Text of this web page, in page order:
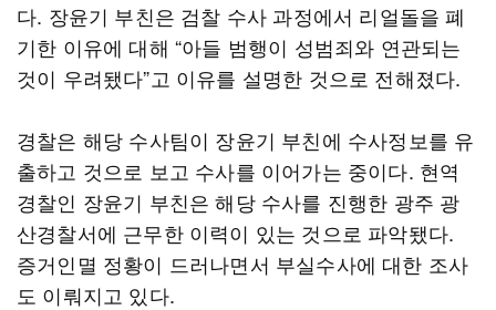
다. 장윤기 부친은 검찰 수사 과정에서 리얼돌을 폐
기한 이유에 대해 “아들 범행이 성범죄와 연관되는
것이 우려됐다”고 이유를 설명한 것으로 전해졌다.
경찰은 해당 수사팀이 장윤기 부친에 수사정보를 유
출하고 것으로 보고 수사를 이어가는 중이다. 현역
경찰인 장윤기 부친은 해당 수사를 진행한 광주 광
산경찰서에 근무한 이력이 있는 것으로 파악됐다.
증거인멸 정황이 드러나면서 부실수사에 대한 조사
도 이뤄지고 있다.